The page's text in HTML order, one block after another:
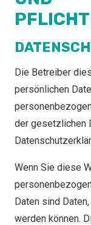
Die Betreiber
persönlichen
der gesetzlichen
Wenn Sie diese
Daten sind
werden können.